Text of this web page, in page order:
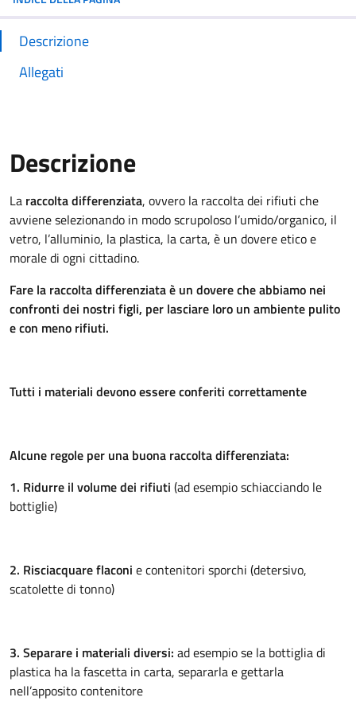
Descrizione
Allegati
Descrizione
La raccolta differenziata, ovvero la raccolta dei rifiuti che
avviene selezionando in modo scrupoloso l’umido/organico, il
vetro, l’alluminio, la plastica, la carta, è un dovere etico e
morale di ogni cittadino.
Fare la raccolta differenziata è un dovere che abbiamo nei
confronti dei nostri figli, per lasciare loro un ambiente pulito
e con meno rifiuti.
Tutti i materiali devono essere conferiti correttamente
Alcune regole per una buona raccolta differenziata:
1. Ridurre il volume dei rifiuti (ad esempio schiacciando le
bottiglie)
2. Risciacquare flaconi e contenitori sporchi (detersivo,
scatolette di tonno)
3. Separare i materiali diversi: ad esempio se la bottiglia di
plastica ha la fascetta in carta, separarla e gettarla
nell’apposito contenitore